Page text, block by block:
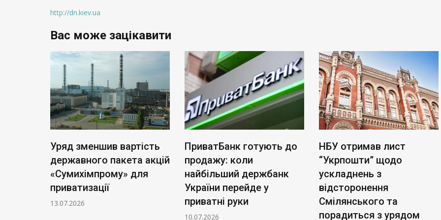
http://dn.kiev.ua
Вас може зацікавити
Уряд зменшив вартість
державного пакета акцій
«Сумихімпрому» для
приватизації
13.07.2026
ПриватБанк готують до
продажу: коли
найбільший держбанк
України перейде у
приватні руки
10.07.2026
НБУ отримав лист
“Укрпошти” щодо
ускладнень з
відсторонення
Смілянського та
порадиться з урядом